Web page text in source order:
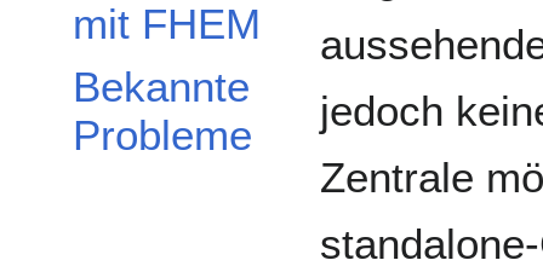
mit FHEM
Bekannte
Probleme
jedoch
Zentrale